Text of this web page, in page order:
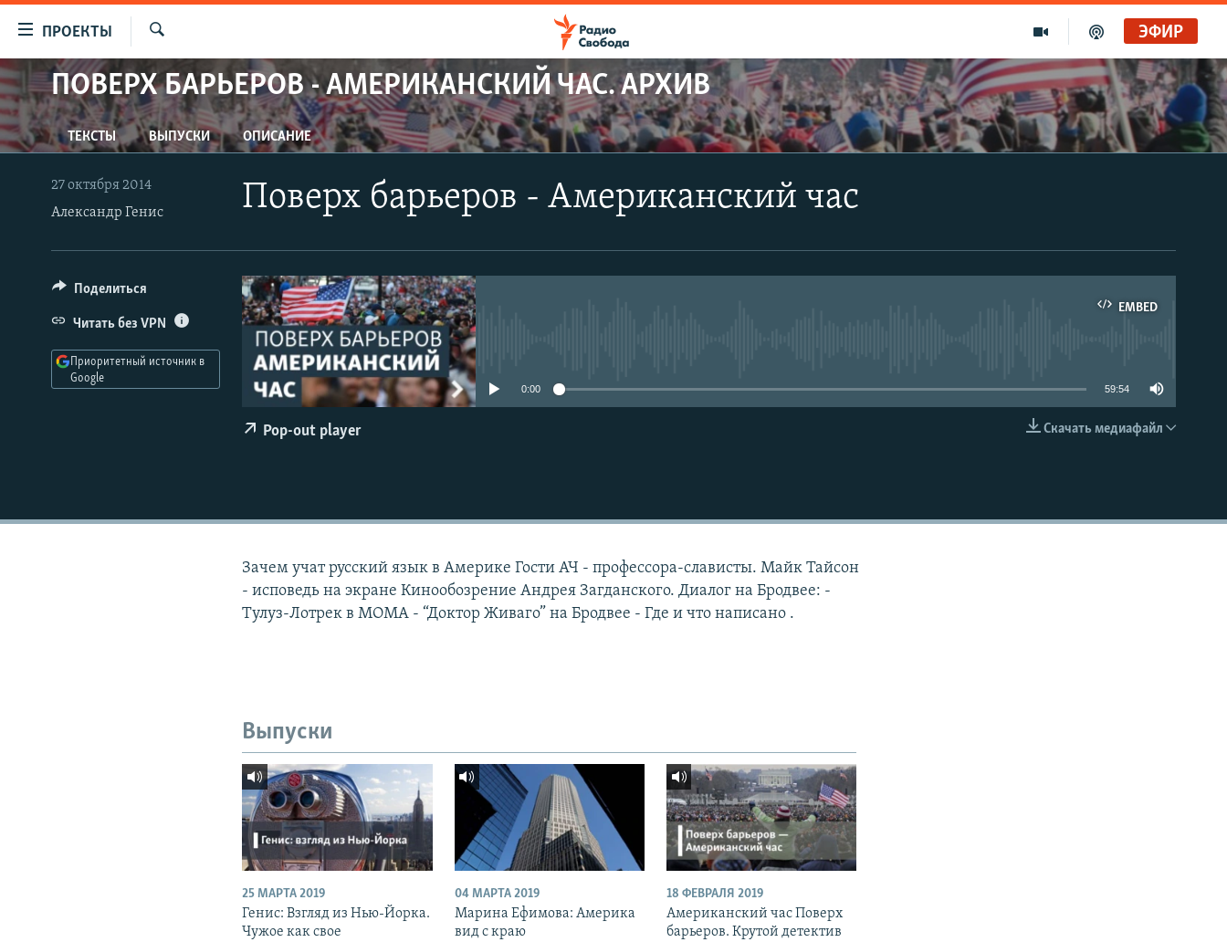
упрощенного
доступа
Вернуться
к
основному
содержанию
навигации
Вернутся
ПРОЕКТЫ
ПРОГРАММЫ
ПОДКАСТЫ
АВТОРСКИЕ ПРОЕКТЫ
ЦИТАТЫ СВОБОДЫ
МНЕНИЯ
КУЛЬТУРА
IDEL.РЕАЛИИ
КАВКАЗ.РЕАЛИИ
СЕВЕР.РЕАЛИИ
СИБИРЬ.РЕАЛИИ
Искать
ЭФИР
ПОВЕРХ БАРЬЕРОВ - АМЕРИКАНСКИЙ ЧАС. АРХИВ
ТЕКСТЫ ВЫПУСКИ ОПИСАНИЕ
Поверх барьеров - Американский час
27 октября 2014
Александр Генис
EMBED
EMBED
0:00 59:54
Скачать медиафайл
Pop-out player
Поделиться
Читать без VPN
Приоритетный источник в
Google
Зачем учат русский язык в Америке Гости АЧ - профессора-слависты. Майк Тайсон
- исповедь на экране Кинообозрение Андрея Загданского. Диалог на Бродвее: -
Тулуз-Лотрек в МОМА - “Доктор Живаго” на Бродвее - Где и что написано .
Выпуски
25 МАРТА 2019
Генис: Взгляд из Нью-Йорка.
Чужое как свое
04 МАРТА 2019
Марина Ефимова: Америка
вид с краю
18 ФЕВРАЛЯ 2019
Американский час Поверх
барьеров. Крутой детектив